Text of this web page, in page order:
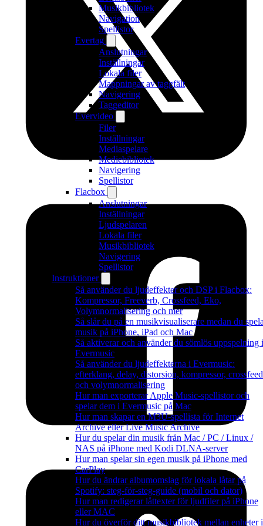
Musikbibliotek
Navigation
Spellistor
Evertag
Anslutningar
Inställningar
Lokala filer
Mappningar av taggfält
Navigering
Taggeditor
Evervideo
Filer
Inställningar
Mediaspelare
Mediebibliotek
Navigering
Spellistor
Flacbox
Anslutningar
Inställningar
Ljudspelaren
Lokala filer
Musikbibliotek
Navigering
Spellistor
Instruktioner
Så använder du ljudeffekter och DSP i Flacbox:
Kompressor, Freeverb, Crossfeed, Eko,
Volymnormalisering och mer
Så slår du på en musikvisualiserare medan du
musik på iPhone, iPad och Mac
Så aktiverar och använder du sömlös uppspelning i
Evermusic
Så använder du ljudeffekterna i Evermusic:
efterklang, delay, distorsion, kompressor, crossfeed
och volymnormalisering
Hur man exporterar Apple Music-spellistor och
spelar dem i Evermusic på Mac
Hur man skapar en M3U-spellista för Internet
Archive eller Live Music Archive
Hur du spelar din musik från Mac / PC / Linux /
NAS på iPhone med Kodi DLNA-server
Hur man spelar sin egen musik på iPhone med
CarPlay
Hur du ändrar albumomslag för lokala låtar på
Spotify: steg-för-steg-guide (mobil och dator)
Hur man redigerar låttexter för ljudfiler på iPhone
eller MAC
Hur du överför ditt musikbibliotek mellan enheter i